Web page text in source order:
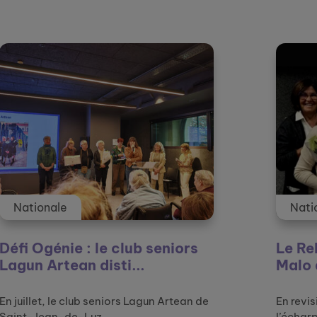
Nationale
Le Relais amical de Saint-
Malo décroche le 1er p...
En revisitant une œuvre d’art, Le Jeu de